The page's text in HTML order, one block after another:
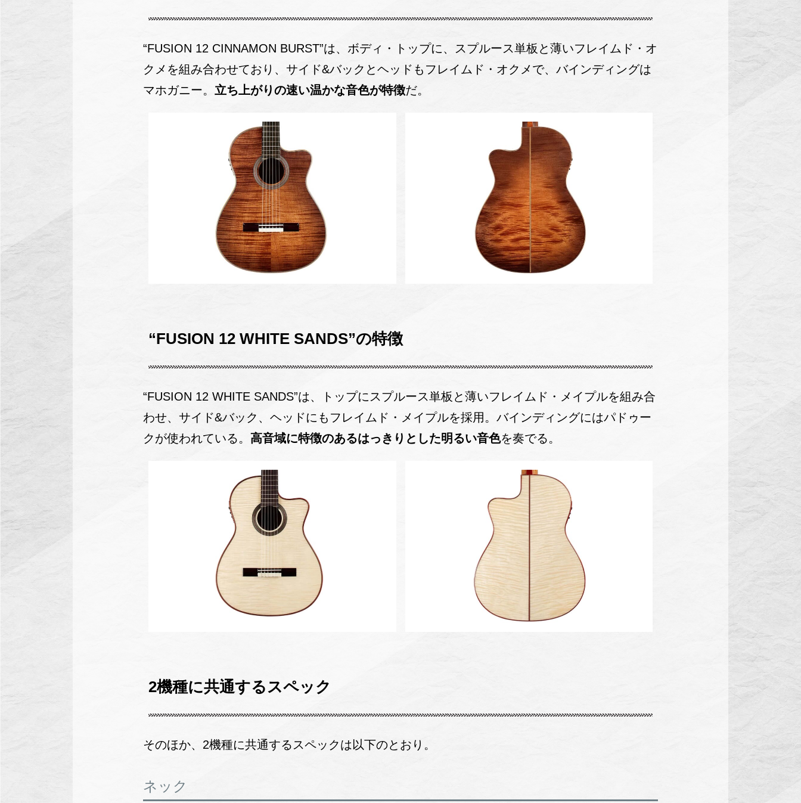
“FUSION 12 CINNAMON BURST”は、ボディ・トップに、スプルース単板と薄いフレイムド・オ
クメを組み合わせており、サイド&バックとヘッドもフレイムド・オクメで、バインディングは
マホガニー。 立ち上がりの速い温かな音色が特徴だ。
“FUSION 12 WHITE SANDS”の特徴
“FUSION 12 WHITE SANDS”は、トップにスプルース単板と薄いフレイムド・メイプルを組み合
わせ、サイド&バック、ヘッドにもフレイムド・メイプルを採用。バインディングにはパドゥー
クが使われている。 高音域に特徴のあるはっきりとした明るい音色を奏でる。
2機種に共通するスペック
そのほか、2機種に共通するスペックは以下のとおり。
ネック